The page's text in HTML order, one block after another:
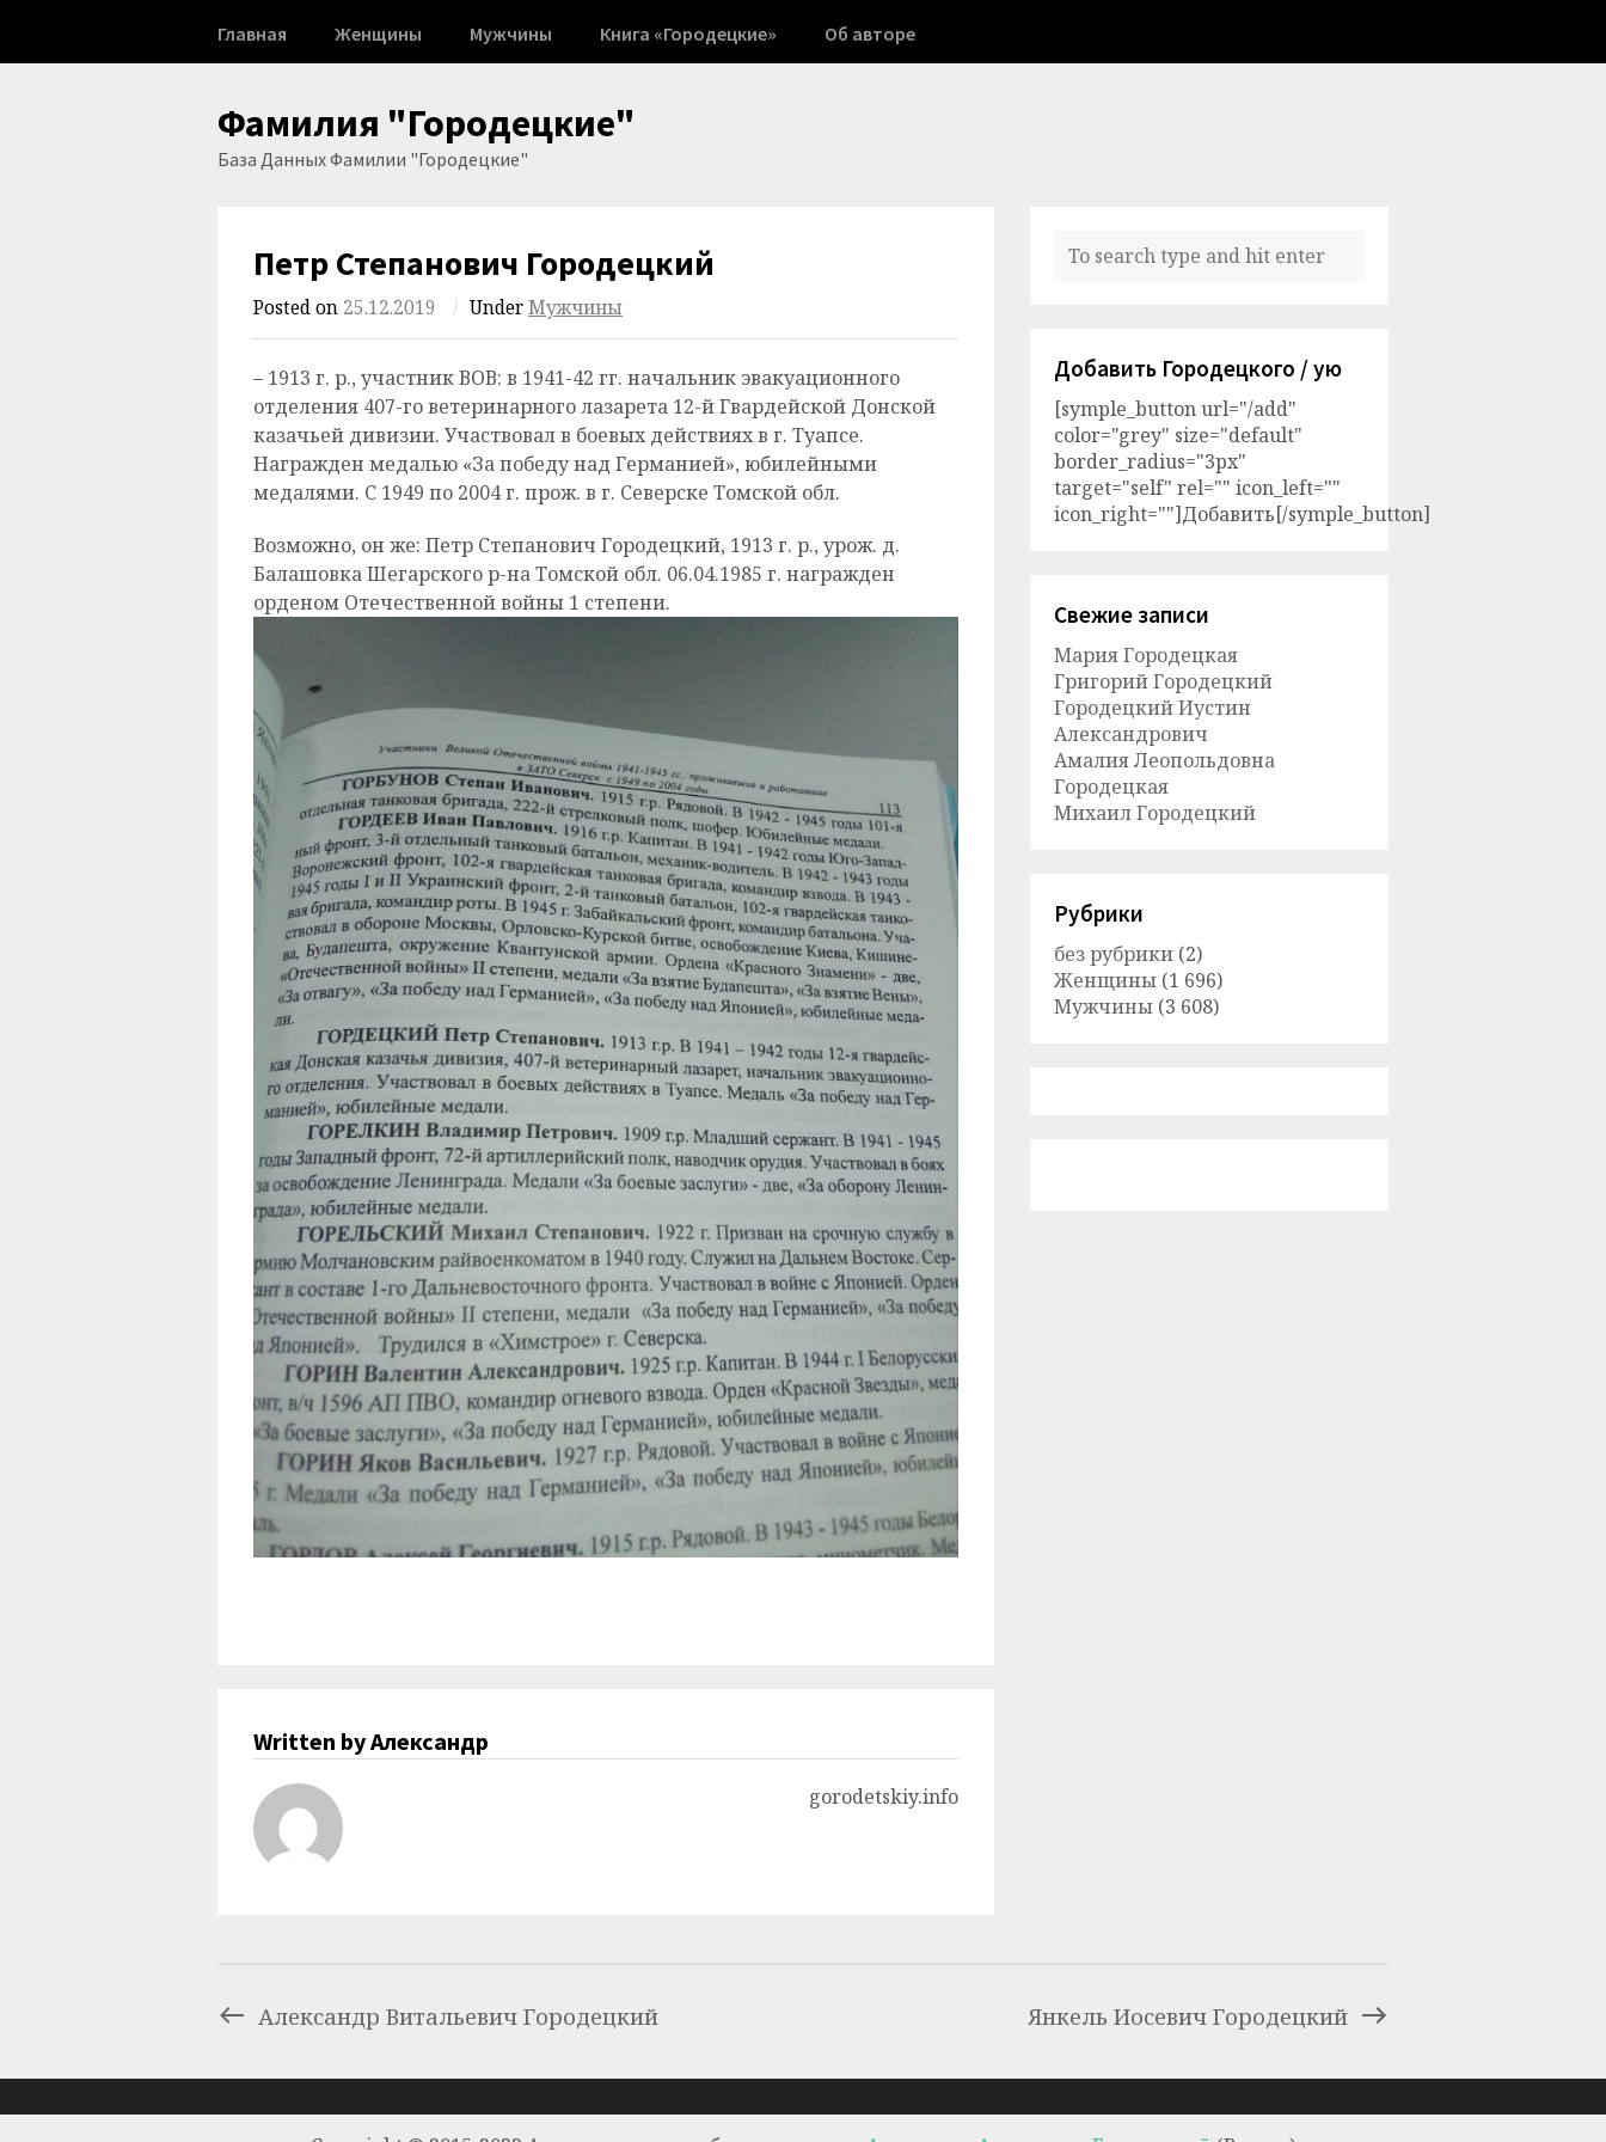
content
Главная Женщины Мужчины Книга «Городецкие» Об авторе
Фамилия "Городецкие"
База Данных Фамилии "Городецкие"
Петр Степанович Городецкий
Posted on 25.12.2019 / UnderМужчины
– 1913 г. р., участник ВОВ: в 1941-42 гг. начальник эвакуационного
отделения 407-го ветеринарного лазарета 12-й Гвардейской Донской
казачьей дивизии. Участвовал в боевых действиях в г. Туапсе.
Награжден медалью «За победу над Германией», юбилейными
медалями. С 1949 по 2004 г. прож. в г. Северске Томской обл.
Возможно, он же: Петр Степанович Городецкий, 1913 г. р., урож. д.
Балашовка Шегарского р-на Томской обл. 06.04.1985 г. награжден
орденом Отечественной войны 1 степени.
Written by Александр
gorodetskiy.info
Добавить Городецкого / ую
[symple_button url="/add"
color="grey" size="default"
border_radius="3px"
target="self" rel="" icon_left=""
icon_right=""]Добавить[/symple_button]
Свежие записи
Мария Городецкая
Григорий Городецкий
Городецкий Иустин
Александрович
Амалия Леопольдовна
Городецкая
Михаил Городецкий
Рубрики
без рубрики (2)
Женщины (1 696)
Мужчины (3 608)
Александр Витальевич Городецкий Янкель Иосевич Городецкий